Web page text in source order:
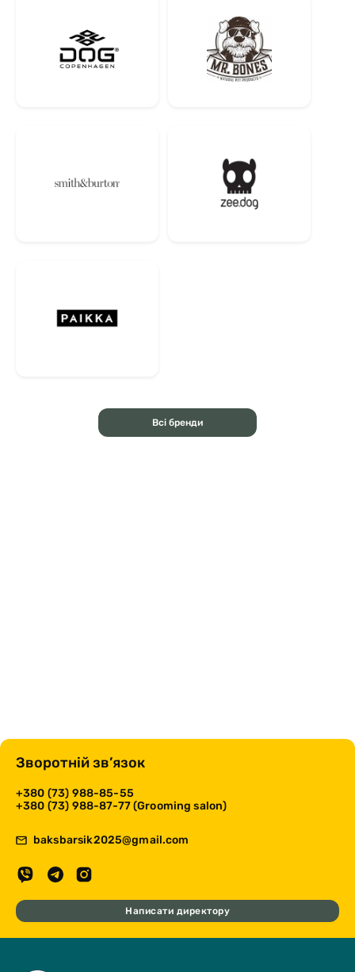
Всі бренди
Зворотній зв’язок
+380 (73) 988-85-55
+380 (73) 988-87-77 (Grooming salon)
baksbarsik2025@gmail.com
Написати директору